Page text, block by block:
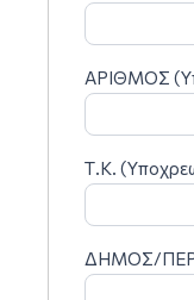
ΑΡΙΘΜΟΣ
Τ.Κ.
ΔΗΜΟΣ/